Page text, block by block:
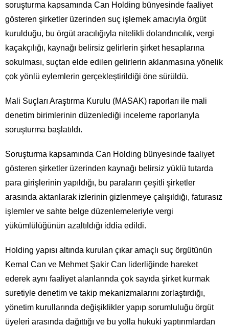
soruşturma kapsamında Can Holding bünyesinde faaliyet
gösteren şirketler üzerinden suç işlemek amacıyla örgüt
kurulduğu, bu örgüt aracılığıyla nitelikli dolandırıcılık, vergi
kaçakçılığı, kaynağı belirsiz gelirlerin şirket hesaplarına
sokulması, suçtan elde edilen gelirlerin aklanmasına yönelik
çok yönlü eylemlerin gerçekleştirildiği öne sürüldü.
Mali Suçları Araştırma Kurulu (MASAK) raporları ile mali
denetim birimlerinin düzenlediği inceleme raporlarıyla
soruşturma başlatıldı.
Soruşturma kapsamında Can Holding bünyesinde faaliyet
gösteren şirketler üzerinden kaynağı belirsiz yüklü tutarda
para girişlerinin yapıldığı, bu paraların çeşitli şirketler
arasında aktarılarak izlerinin gizlenmeye çalışıldığı, faturasız
işlemler ve sahte belge düzenlemeleriyle vergi
yükümlülüğünün azaltıldığı iddia edildi.
Holding yapısı altında kurulan çıkar amaçlı suç örgütünün
Kemal Can ve Mehmet Şakir Can liderliğinde hareket
ederek aynı faaliyet alanlarında çok sayıda şirket kurmak
suretiyle denetim ve takip mekanizmalarını zorlaştırdığı,
yönetim kurullarında değişiklikler yapıp sorumluluğu örgüt
üyeleri arasında dağıttığı ve bu yolla hukuki yaptırımlardan